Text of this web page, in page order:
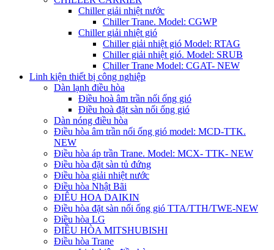
Chiller giải nhiệt nước
Chiller Trane. Model: CGWP
Chiller giải nhiệt gió
Chiller giải nhiệt gió Model: RTAG
Chiller giải nhiệt gió. Model: SRUB
Chiller Trane Model: CGAT- NEW
Linh kiện thiết bị công nghiệp
Dàn lạnh điều hòa
Điều hoà âm trần nối ống gió
Điều hoà đặt sàn nối ống gió
Dàn nóng điều hòa
Điều hòa âm trần nối ống gió model: MCD-TTK.
NEW
Điều hòa áp trần Trane. Model: MCX- TTK- NEW
Điều hòa đặt sàn tủ đứng
Điều hòa giải nhiệt nước
Điều hòa Nhật Bãi
ĐIÊU HOA DAIKIN
Điều hòa đặt sàn nối ống gió TTA/TTH/TWE-NEW
Điều hòa LG
ĐIỀU HÒA MITSHUBISHI
Điều hòa Trane